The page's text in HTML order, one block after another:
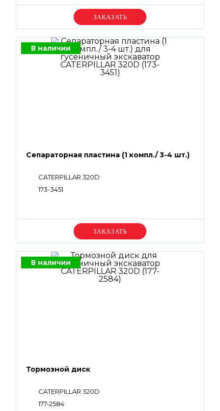
Уточняйте цену
В наличии
Сепараторная пластина (1 компл./ 3-4 шт.)
CATERPILLAR 320D
173-3451
Уточняйте цену
В наличии
Тормозной диск
CATERPILLAR 320D
177-2584